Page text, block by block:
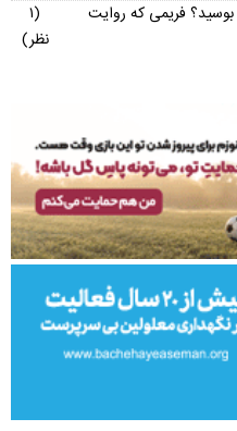
فریمی که روایت
(۱
نظر)